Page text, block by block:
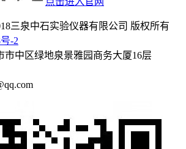
三泉中石实验仪器有限公司 版权所有
-2
市中区绿地泉景雅园商务大厦16层